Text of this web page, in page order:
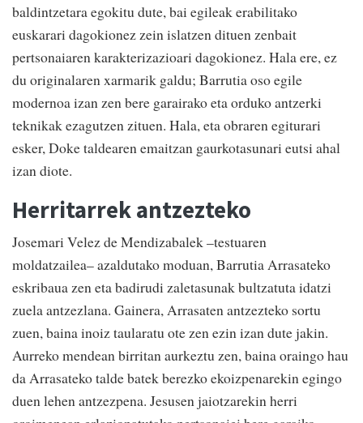
baldintzetara egokitu dute, bai egileak erabilitako
euskarari dagokionez zein islatzen dituen zenbait
pertsonaiaren karakterizazioari dagokionez. Hala ere, ez
du originalaren xarmarik galdu; Barrutia oso egile
modernoa izan zen bere garairako eta orduko antzerki
teknikak ezagutzen zituen. Hala, eta obraren egiturari
esker, Doke taldearen emaitzan gaurkotasunari eutsi ahal
izan diote.
Herritarrek antzezteko
Josemari Velez de Mendizabalek –testuaren
moldatzailea– azaldutako moduan, Barrutia Arrasateko
eskribaua zen eta badirudi zaletasunak bultzatuta idatzi
zuela antzezlana. Gainera, Arrasaten antzezteko sortu
zuen, baina inoiz taularatu ote zen ezin izan dute jakin.
Aurreko mendean birritan aurkeztu zen, baina oraingo hau
da Arrasateko talde batek berezko ekoizpenarekin egingo
duen lehen antzezpena. Jesusen jaiotzarekin herri